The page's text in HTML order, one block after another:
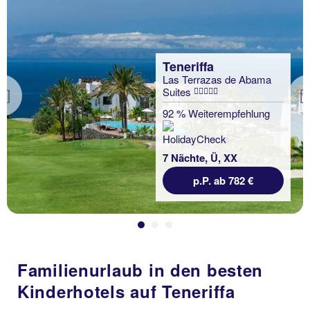
Previous
Teneriffa
Las Terrazas de Abama
Suites
92 % Weiterempfehlung
7 Nächte, Ü, XX
p.P. ab 782 €
Familienurlaub in den besten
Kinderhotels auf Teneriffa